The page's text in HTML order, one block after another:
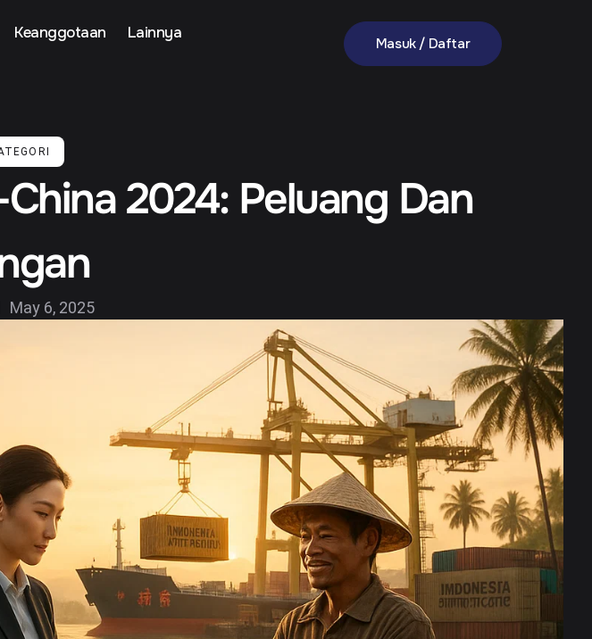
Keanggotaan Lainnya
Masuk / Daftar
2024: Peluang Dan
May 6, 2025